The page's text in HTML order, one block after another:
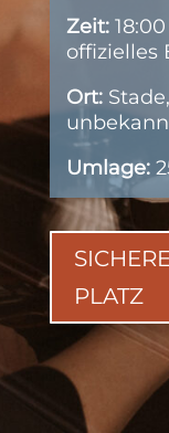
Zeit:18:00
offizielles
Ort:
Umlage:
PLATZ